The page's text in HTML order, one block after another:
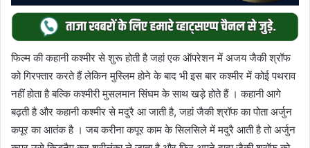
फिल्म की कहानी कश्मीर से शुरू होती है जहां एक ऑपरेशन में अजय जैकी श्रॉफ
को गिरफ्तार करते हैं लेकिन मुस्लिम होने के बाद भी इस बार कश्मीर में कोई पथराव
नहीं होता है बल्कि कश्मीरी मुसलमान सिंघम के साथ खड़े होते हैं । कहानी आगे
बढ़ती है और कहानी कश्मीर से मदुरै आ जाती है, जहां जैकी श्रॉफ का पोता अर्जुन
कपूर का आतंक है । जब करीना कपूर काम के सिलसिले में मदुरै आती है तो अर्जुन